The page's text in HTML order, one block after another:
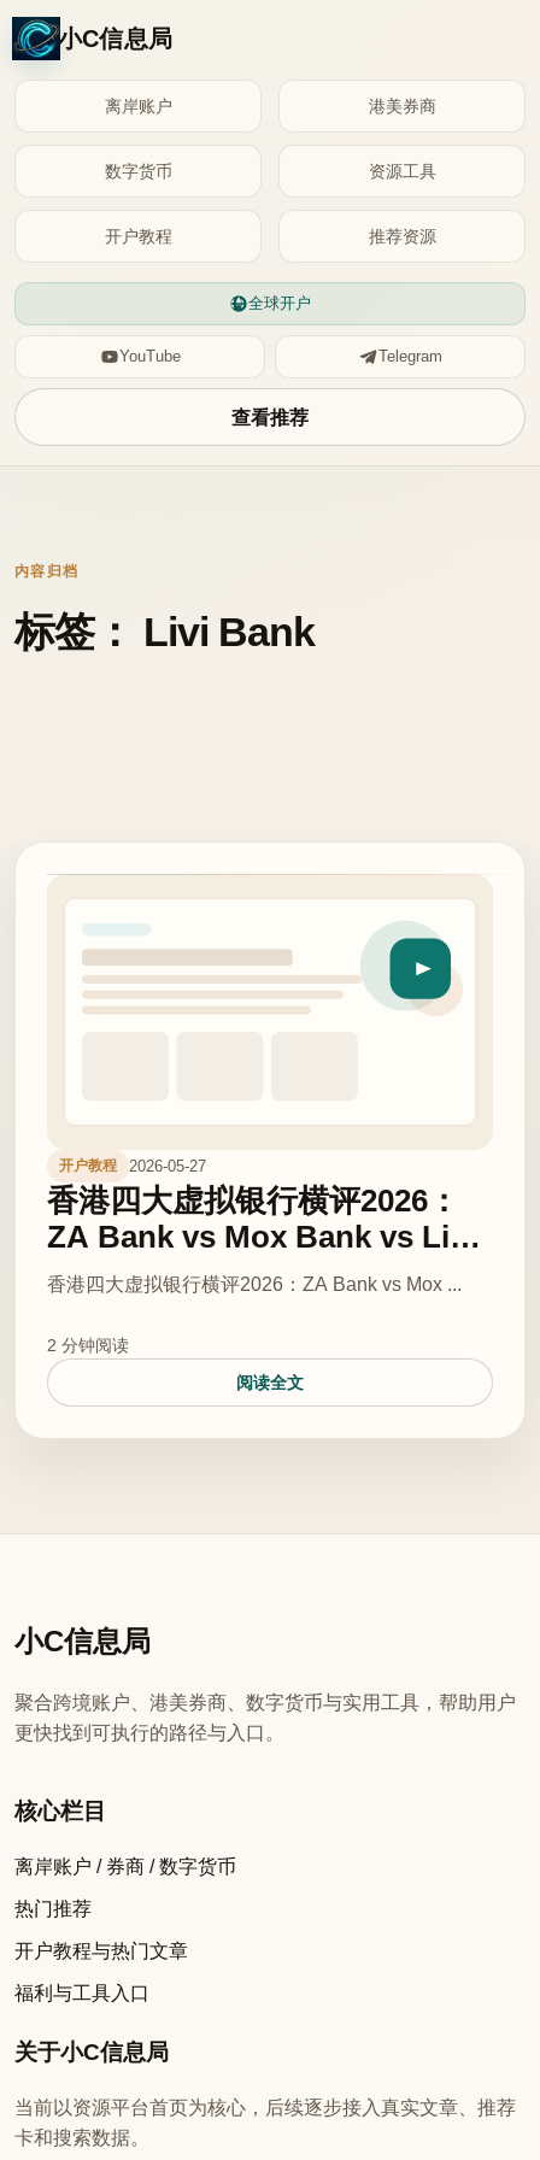
小C信息局
离岸账户 港美券商
数字货币 资源工具
开户教程 推荐资源
全球开户
YouTube Telegram
查看推荐
内容归档
标签： Livi Bank
开户教程 2026-05-27
香港四大虚拟银行横评2026：
ZA Bank vs Mox Bank vs Livi
Bank vs Ant Bank — 谁最适合
香港四大虚拟银行横评2026：ZA Bank vs Mox ...
2 分钟阅读
阅读全文
小C信息局
聚合跨境账户、港美券商、数字货币与实用工具，帮助用户
更快找到可执行的路径与入口。
核心栏目
离岸账户 / 券商 / 数字货币
热门推荐
开户教程与热门文章
福利与工具入口
关于小C信息局
当前以资源平台首页为核心，后续逐步接入真实文章、推荐
卡和搜索数据。